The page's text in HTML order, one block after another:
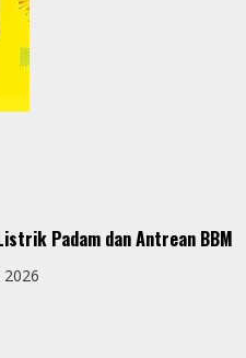
Padam dan Antrean BBM
2026